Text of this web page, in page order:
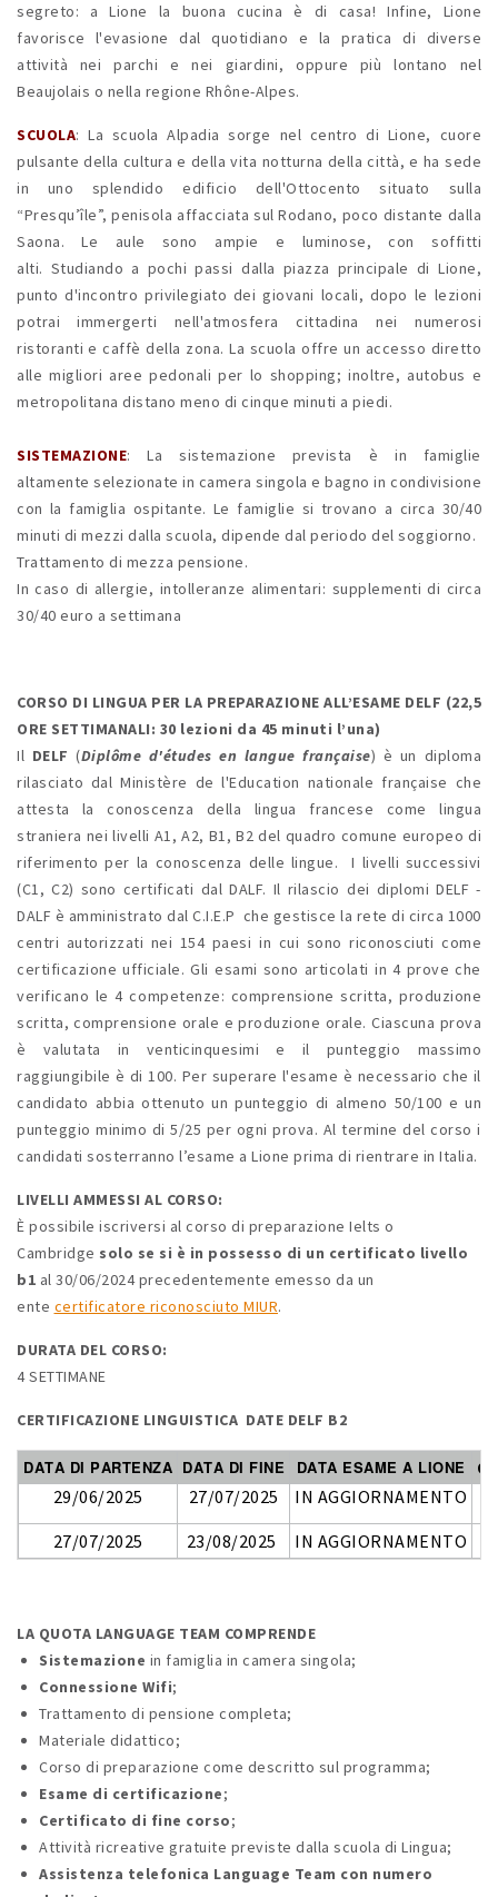
segreto: a Lione la buona cucina è di casa! Infine, Lione
favorisce l'evasione dal quotidiano e la pratica di diverse
attività nei parchi e nei giardini, oppure più lontano nel
Beaujolais o nella regione Rhône-Alpes.
SCUOLA: La scuola Alpadia sorge nel centro di Lione, cuore
pulsante della cultura e della vita notturna della città, e ha sede
in uno splendido edificio dell'Ottocento situato sulla
“Presqu’île”, penisola affacciata sul Rodano, poco distante dalla
Saona. Le aule sono ampie e luminose, con soffitti
alti. Studiando a pochi passi dalla piazza principale di Lione,
punto d'incontro privilegiato dei giovani locali, dopo le lezioni
potrai immergerti nell'atmosfera cittadina nei numerosi
ristoranti e caffè della zona. La scuola offre un accesso diretto
alle migliori aree pedonali per lo shopping; inoltre, autobus e
metropolitana distano meno di cinque minuti a piedi.
SISTEMAZIONE: La sistemazione prevista è in famiglie
altamente selezionate in camera singola e bagno in condivisione
con la famiglia ospitante. Le famiglie si trovano a circa 30/40
minuti di mezzi dalla scuola, dipende dal periodo del soggiorno.
Trattamento di mezza pensione.
In caso di allergie, intolleranze alimentari: supplementi di circa
30/40 euro a settimana
CORSO DI LINGUA PER LA PREPARAZIONE ALL’ESAME DELF (22,5
ORE SETTIMANALI: 30 lezioni da 45 minuti l’una)
Il DELF (Diplôme d'études en langue française) è un diploma
rilasciato dal Ministère de l'Education nationale française che
attesta la conoscenza della lingua francese come lingua
straniera nei livelli A1, A2, B1, B2 del quadro comune europeo di
riferimento per la conoscenza delle lingue. I livelli successivi
(C1, C2) sono certificati dal DALF. Il rilascio dei diplomi DELF -
DALF è amministrato dal C.I.E.P che gestisce la rete di circa 1000
centri autorizzati nei 154 paesi in cui sono riconosciuti come
certificazione ufficiale. Gli esami sono articolati in 4 prove che
verificano le 4 competenze: comprensione scritta, produzione
scritta, comprensione orale e produzione orale. Ciascuna prova
è valutata in venticinquesimi e il punteggio massimo
raggiungibile è di 100. Per superare l'esame è necessario che il
candidato abbia ottenuto un punteggio di almeno 50/100 e un
punteggio minimo di 5/25 per ogni prova. Al termine del corso i
candidati sosterranno l’esame a Lione prima di rientrare in Italia.
LIVELLI AMMESSI AL CORSO:
È possibile iscriversi al corso di preparazione Ielts o
Cambridge solo se si è in possesso di un certificato livello
b1 al 30/06/2024 precedentemente emesso da un
ente certificatore riconosciuto MIUR.
DURATA DEL CORSO:
4 SETTIMANE
CERTIFICAZIONE LINGUISTICA DATE DELF B2
DATA DI PARTENZA DATA DI FINE DATA ESAME A LIONE
29/06/2025 27/07/2025
IN AGGIORNAMENTO
27/07/2025
23/08/2025 IN AGGIORNAMENTO
LA QUOTA LANGUAGE TEAM COMPRENDE
Sistemazione in famiglia in camera singola;
Connessione Wifi;
Trattamento di pensione completa;
Materiale didattico;
Corso di preparazione come descritto sul programma;
Esame di certificazione;
Certificato di fine corso;
Attività ricreative gratuite previste dalla scuola di Lingua;
Assistenza telefonica Language Team con numero